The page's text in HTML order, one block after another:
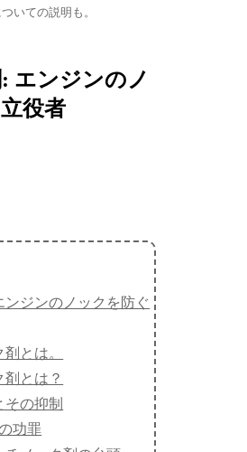
いての説明も。
エンジンのノ
役者
ンジンのノックを防ぐ
とは。
剤とは？
その抑制
功罪